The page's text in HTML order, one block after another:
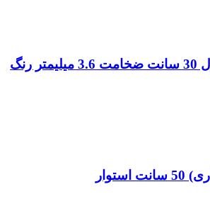
بست کمربندی طول 30 سانت ضخامت 3.6 میلیمتر رنگ